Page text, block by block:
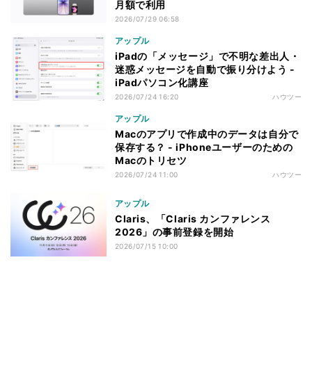
月額で利用
2026/07/29 06:58
アップル
iPadの「メッセージ」で不明な差出人・
迷惑メッセージを自動で振り分けよう -
iPadパソコン化講座
2026/07/24 16:20 ハウツー
アップル
Macのアプリで作成中のデータは自分で
保存する？ - iPhoneユーザーのための
Macのトリセツ
2026/07/24 11:00 ハウツー
アップル
Claris、「Claris カンファレンス
2026」の事前登録を開始
2026/07/15 10:00